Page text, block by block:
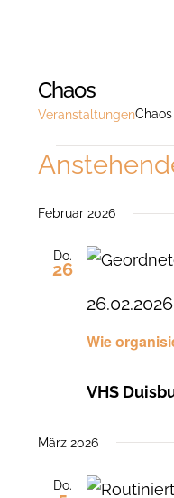
Chaos
VeranstaltungenChaos
wählen.
Februar 2026
Do.
26
Wie
VHS
März 2026
Do.